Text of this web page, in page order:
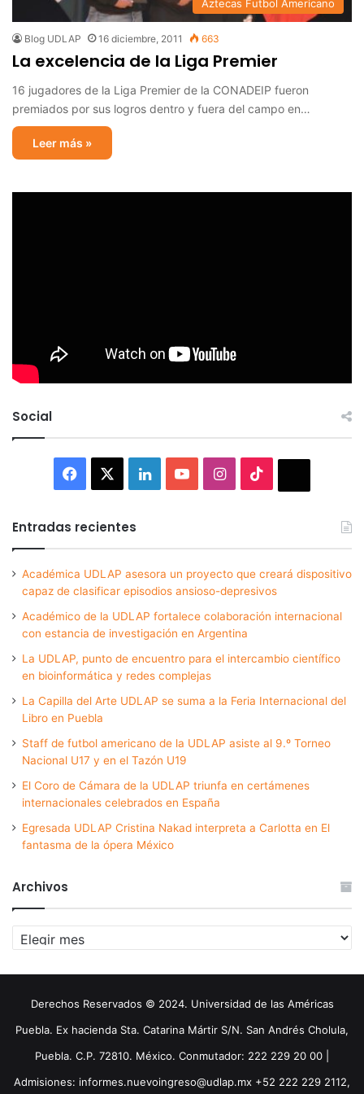
Aztecas Futbol Americano
Blog UDLAP 16 diciembre, 2011 663
La excelencia de la Liga Premier
16 jugadores de la Liga Premier de la CONADEIP fueron
premiados por sus logros dentro y fuera del campo en…
Leer más »
Social
Facebook LinkedInYouTubeInstagram
Entradas recientes
Académica UDLAP asesora un proyecto que creará dispositivo
capaz de clasificar episodios ansioso-depresivos
Académico de la UDLAP fortalece colaboración internacional
con estancia de investigación en Argentina
La UDLAP, punto de encuentro para el intercambio científico
en bioinformática y redes complejas
La Capilla del Arte UDLAP se suma a la Feria Internacional del
Libro en Puebla
Staff de futbol americano de la UDLAP asiste al 9.º Torneo
Nacional U17 y en el Tazón U19
El Coro de Cámara de la UDLAP triunfa en certámenes
internacionales celebrados en España
Egresada UDLAP Cristina Nakad interpreta a Carlotta en El
fantasma de la ópera México
Archivos
Archivos
Derechos Reservados © 2024. Universidad de las Américas
Puebla. Ex hacienda Sta. Catarina Mártir S/N. San Andrés Cholula,
Puebla. C.P. 72810. México. Conmutador: 222 229 20 00 |
Admisiones: informes.nuevoingreso@udlap.mx +52 222 229 2112,